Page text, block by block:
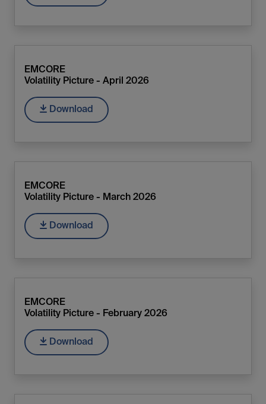
EMCORE
Volatility Picture - April 2026
Download
EMCORE
Volatility Picture - March 2026
Download
EMCORE
Volatility Picture - February 2026
Download